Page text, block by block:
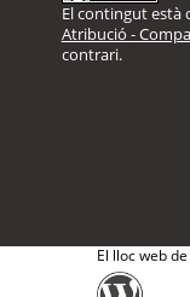
El contingut està
Atribució -
contrari.
El lloc web